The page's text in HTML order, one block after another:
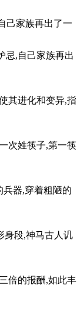
己家族再出了一
忌,自己家族再出
其进化和变异,指
次姓筷子,第一筷
器,穿着粗陋的
身段,神马古人讥
倍的报酬,如此丰